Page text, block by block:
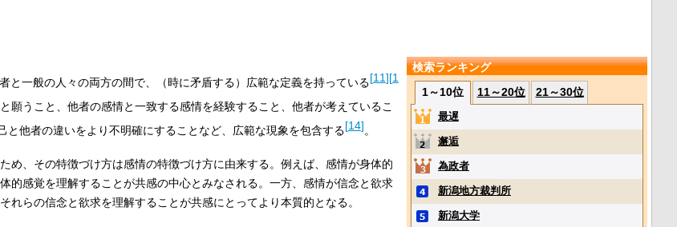
と一般の人々の両方の間で、（時に矛盾する）広範な定義を持っている[11][1
願うこと、他者の感情と一致する感情を経験すること、他者が考えているこ
己と他者の違いをより不明確にすることなど、広範な現象を包含する[14]。
め、その特徴づけ方は感情の特徴づけ方に由来する。例えば、感情が身体的
的感覚を理解することが共感の中心とみなされる。一方、感情が信念と欲求
れらの信念と欲求を理解することが共感にとってより本質的となる。
検索ランキング
1～10位
11～20位 21～30位
最遅
邂逅
為政者
新潟地方裁判所
新潟大学